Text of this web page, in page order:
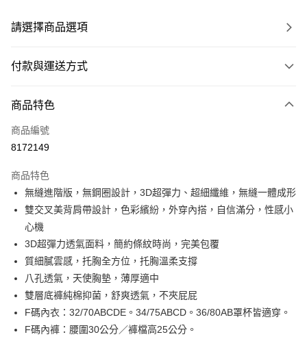
請選擇商品選項
付款與運送方式
信用卡一次付款
信用卡分期付款
合作金庫商業銀行
華南商業銀行
彰化商業銀行
上海商業儲蓄銀行
台北富邦商業銀行
國泰世華商業銀行
臺灣中小企業銀行
台中商業銀行
匯豐（台灣）商業銀行
華泰商業銀行
聯邦商業銀行
遠東國際商業銀行
元大商業銀行
玉山商業銀行
星展（台灣）商業銀行
台新國際商業銀行
中國信託商業銀行
台灣樂天信用卡公司
6 期 0 利率 每期
華南商業銀行
彰化商業銀行
上海商業儲蓄銀行
國泰世華商業銀行
兆豐國際商業銀行
臺灣中小企業銀行
台中商業銀行
匯豐（台灣）商業銀行
聯邦商業銀行
遠東國際商業銀行
元大商業銀行
永豐商業銀行
玉山商業銀行
星展（台灣）商業銀行
台新國際商業銀行
中國信託商業銀行
超商取貨付款
LINE Pay
Apple Pay
悠遊付
全盈+PAY
AFTEE先享後付
商品特色
商品編號
8172149
商品特色
無縫進階版，無鋼圈設計，3D超彈力、超細纖維，無縫一體成形
雙交叉美背肩帶設計，色彩繽紛，外穿內搭，自信滿分，性感小
心機
3D超彈力透氣面料，簡約條紋時尚，完美包覆
質細膩雲感，托胸全方位，托胸溫柔支撐
八孔透氣，天使胸墊，薄厚適中
雙層底褲純棉抑菌，舒爽透氣，不夾屁屁
F碼內衣：32/70ABCDE。34/75ABCD。36/80AB罩杯皆適穿。
F碼內褲：腰圍30公分／褲檔高25公分。